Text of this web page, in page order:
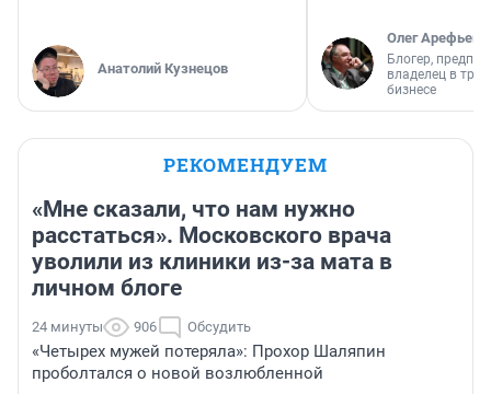
Анатолий Кузнецов
Олег Арефьев
Блогер,
владелец в
бизнесе
РЕКОМЕНДУЕМ
«Мне сказали, что нам нужно
расстаться». Московского врача
уволили из клиники из-за мата в
личном блоге
24 минуты 906 Обсудить
«Четырех мужей потеряла»: Прохор Шаляпин
проболтался о новой возлюбленной